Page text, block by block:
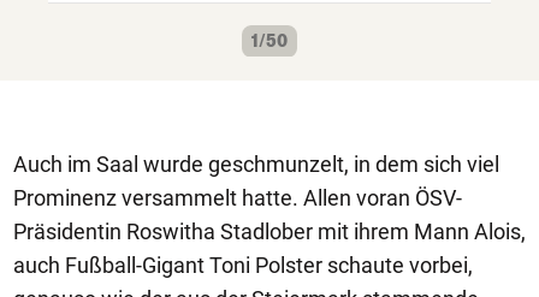
1/50
Auch im Saal wurde geschmunzelt, in dem sich viel
Prominenz versammelt hatte. Allen voran ÖSV-
Präsidentin Roswitha Stadlober mit ihrem Mann Alois,
auch Fußball-Gigant Toni Polster schaute vorbei,